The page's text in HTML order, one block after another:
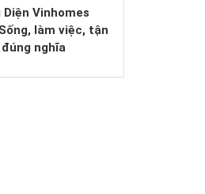
Diện Vinhomes
làm việc, tận
nghĩa